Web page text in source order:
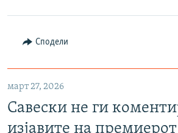
Сподели
март 27, 2026
Савески не ги
изјавите на премиерот